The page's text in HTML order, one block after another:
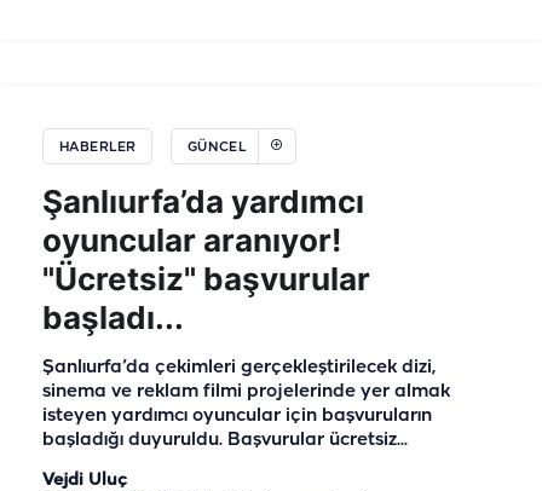
HABERLER GÜNCEL
Şanlıurfa’da yardımcı
oyuncular aranıyor!
"Ücretsiz" başvurular
başladı...
Şanlıurfa’da çekimleri gerçekleştirilecek dizi,
sinema ve reklam filmi projelerinde yer almak
isteyen yardımcı oyuncular için başvuruların
başladığı duyuruldu. Başvurular ücretsiz...
Vejdi Uluç